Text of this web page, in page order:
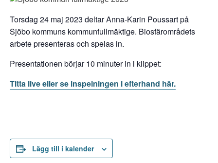
Torsdag 24 maj 2023 deltar Anna-Karin Poussart på
Sjöbo kommuns kommunfullmäktige. Biosfärområdets
arbete presenteras och spelas in.
Presentationen börjar 10 minuter in i klippet:
Titta live eller se inspelningen i efterhand här.
Lägg till i kalender